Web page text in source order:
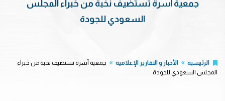
جمعية أسرة تستضيف نخبة من خبراء المجلس
السعودي للجودة
الرئيسية الأخبار و التقارير الإعلامية
جمعية أسرة تستضيف نخبة من خبراء
المجلس السعودي للجودة